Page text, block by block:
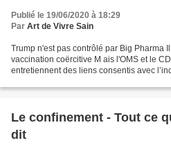
Publié le 19/06/2020 à 18:29
Par Art de Vivre Sain
Trump n'est pas contrôlé par Big Pharma
vaccination coërcitive M ais l'OMS et le
entretiennent des liens consentis avec
Le confinement - Tout ce
dit